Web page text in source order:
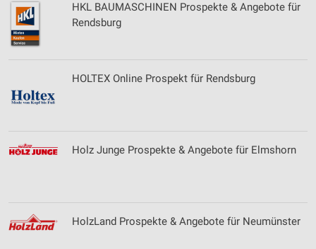
HKL BAUMASCHINEN Prospekte & Angebote für
Rendsburg
HOLTEX Online Prospekt für Rendsburg
Holz Junge Prospekte & Angebote für Elmshorn
HolzLand Prospekte & Angebote für Neumünster